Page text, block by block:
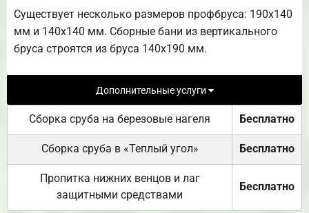
Существует несколько размеров профбруса: 190х140
мм и 140х140 мм. Сборные бани из вертикального
бруса строятся из бруса 140х190 мм.
Дополнительные услуги
Сборка сруба на березовые нагеля Бесплатно
Сборка сруба в «Теплый угол» Бесплатно
Пропитка нижних венцов и лаг
защитными средствами
Бесплатно